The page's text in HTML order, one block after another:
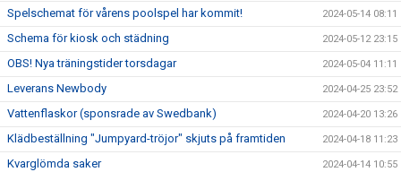
Spelschemat för vårens poolspel har kommit! 2024-05-14 08:11
Schema för kiosk och städning 2024-05-12 23:15
OBS! Nya träningstider torsdagar 2024-05-04 11:11
Leverans Newbody 2024-04-25 23:52
Vattenflaskor (sponsrade av Swedbank) 2024-04-20 13:26
Klädbeställning "Jumpyard-tröjor" skjuts på framtiden 2024-04-18 11:23
Kvarglömda saker 2024-04-14 10:55